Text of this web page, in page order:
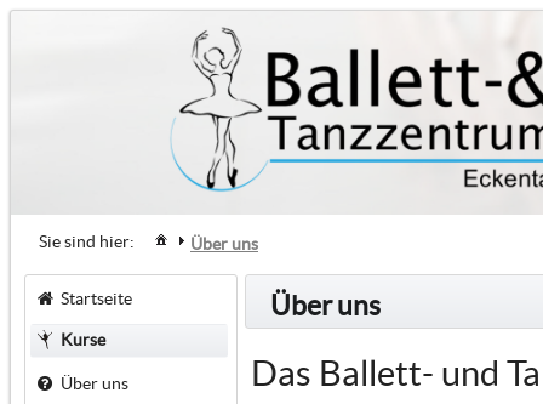
Sie sind hier: Über uns
Startseite
Kurse
Über uns
Über uns
Das Ballett- und